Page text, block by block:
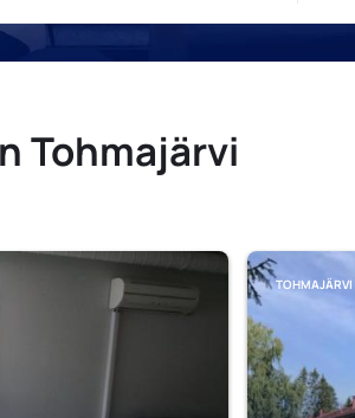
Tohmajärvi
TOHMAJÄRVI